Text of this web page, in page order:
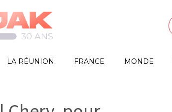
LA RÉUNION FRANCE MONDE